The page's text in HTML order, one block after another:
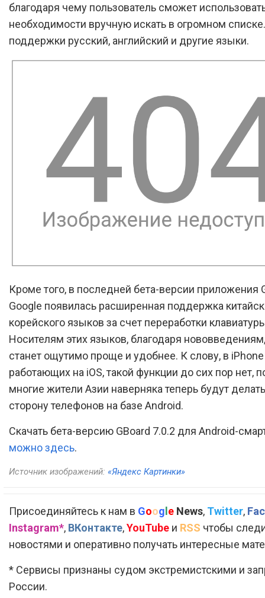
благодаря чему пользователь сможет
необходимости вручную искать в огромном
поддержки русский, английский и другие языки.
Кроме того, в последней бета-версии приложения
Google появилась расширенная поддержка
корейского языков за счет переработки
Носителям этих языков, благодаря
станет ощутимо проще и удобнее. К слову, в iPhone
работающих на iOS, такой функции до сих пор нет,
многие жители Азии наверняка теперь будут
сторону телефонов на базе Android.
Скачать бета-версию GBoard 7.0.2 для Android-
можно здесь.
Источник изображений: «Яндекс Картинки»
Присоединяйтесь к нам в Google News, Twitter,
Instagram*, ВКонтакте,YouTube и RSS чтобы
новостями и оперативно получать интересные
* Сервисы признаны судом экстремистскими и
России.